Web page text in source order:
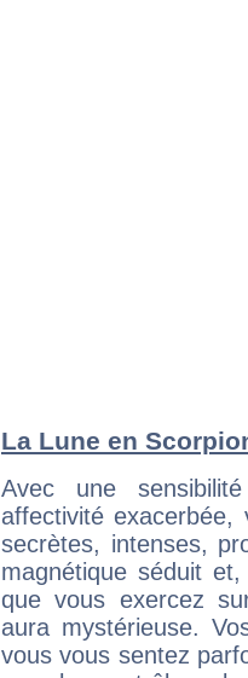
La Lune en
Avec une
affectivité exacerbée,
secrètes, intenses,
magnétique séduit
que vous exercez
aura mystérieuse.
vous vous sentez